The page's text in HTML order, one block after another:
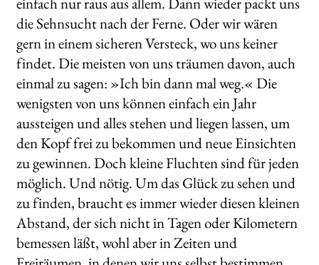
die Sehnsucht nach der Ferne. Oder wir wären
gern in einem sicheren Versteck, wo uns keiner
findet. Die meisten von uns träumen davon, auch
einmal zu sagen: »Ich bin dann mal weg.« Die
wenigsten von uns können einfach ein Jahr
aussteigen und alles stehen und liegen lassen, um
den Kopf frei zu bekommen und neue Einsichten
zu gewinnen. Doch kleine Fluchten sind für jeden
möglich. Und nötig. Um das Glück zu sehen und
zu finden, braucht es immer wieder diesen kleinen
Abstand, der sich nicht in Tagen oder Kilometern
bemessen läßt, wohl aber in Zeiten und